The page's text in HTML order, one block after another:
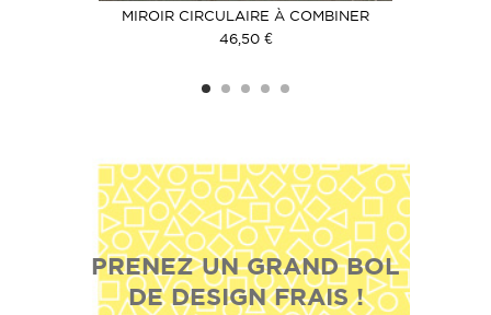
MIROIR CIRCULAIRE À COMBINER
46,50 €
PRENEZ UN GRAND BOL
DE DESIGN FRAIS !